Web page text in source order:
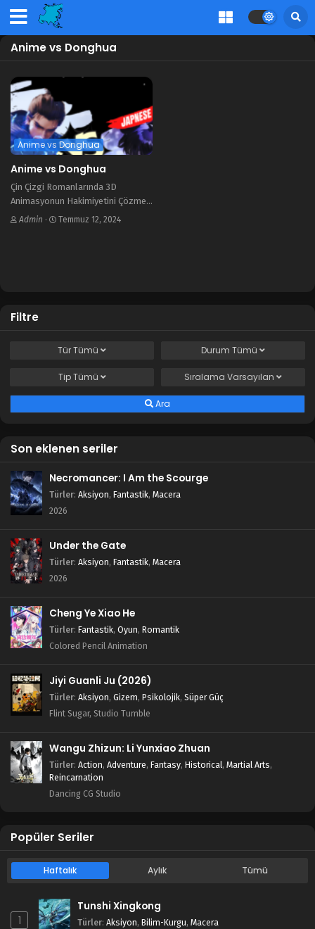
Anime vs Donghua
Anime vs Donghua
Anime vs Donghua
Çin Çizgi Romanlarında 3D
Animasyonun Hakimiyetini Çözmek:
Basit Açıklama Birçok çizgi roman
Admin · Temmuz 12, 2024
Filtre
TürTümü Durum Tümü
TipTümü Sıralama Varsayılan
Ara
Son eklenen seriler
Necromancer: I Am the Scourge
Türler: Aksiyon, Fantastik, Macera
2026
Under the Gate
Türler: Aksiyon, Fantastik, Macera
2026
Cheng Ye Xiao He
Türler: Fantastik, Oyun, Romantik
Colored Pencil Animation
Jiyi Guanli Ju (2026)
Türler: Aksiyon, Gizem, Psikolojik, Süper Güç
Flint Sugar, Studio Tumble
Wangu Zhizun: Li Yunxiao Zhuan
Türler: Action, Adventure, Fantasy, Historical, Martial Arts,
Reincarnation
Dancing CG Studio
Popüler Seriler
Haftalık Aylık Tümü
1
Tunshi Xingkong
Türler: Aksiyon, Bilim-Kurgu, Macera